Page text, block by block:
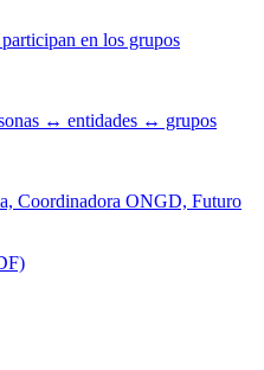
en los grupos
↔ entidades ↔ grupos
Coordinadora ONGD, Futuro